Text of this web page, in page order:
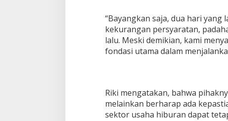
“Bayangkan saja, dua hari
kekurangan persyaratan,
lalu. Meski demikian, kami
fondasi utama dalam
Riki mengatakan, bahwa
melainkan berharap ada
sektor usaha hiburan dapat